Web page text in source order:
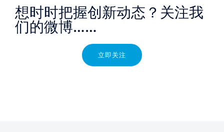
想时时把握创新动态？关注我
们的微博……​
立即关注